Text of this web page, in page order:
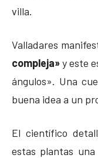
villa.
Valladares
compleja»y este
ángulos». Una
buena idea a un
El científico
estas plantas una